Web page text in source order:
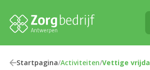
Startpagina/Activiteiten/Vettige